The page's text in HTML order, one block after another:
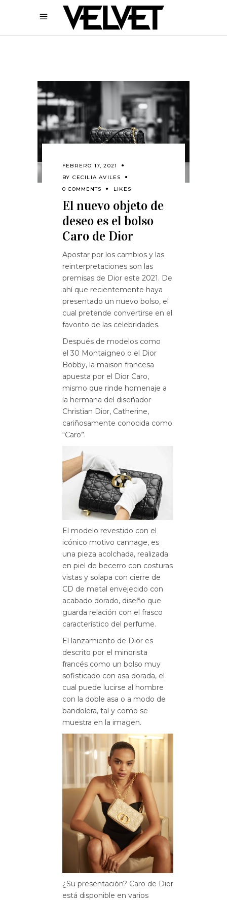
FEBRERO 17, 2021
BY CECILIA AVILES
0 COMMENTS
LIKES
El nuevo objeto de
deseo es el bolso
Caro de Dior
Apostar por los cambios y las
reinterpretaciones son las
premisas de Dior este 2021. De
ahí que recientemente haya
presentado un nuevo bolso, el
cual pretende convertirse en el
favorito de las celebridades.
Después de modelos como
el 30 Montaigneo o el Dior
Bobby, la maison francesa
apuesta por el Dior Caro,
mismo que rinde homenaje a
la hermana del diseñador
Christian Dior, Catherine,
cariñosamente conocida como
“Caro”.
El modelo revestido con el
icónico motivo cannage, es
una pieza acolchada, realizada
en piel de becerro con costuras
vistas y solapa con cierre de
CD de metal envejecido con
acabado dorado, diseño que
guarda relación con el frasco
característico del perfume.
El lanzamiento de Dior es
descrito por el minorista
francés como un bolso muy
sofisticado con asa dorada, el
cual puede lucirse al hombre
con la doble asa o a modo de
bandolera, tal y como se
muestra en la imagen.
¿Su presentación? Caro de Dior
está disponible en varios